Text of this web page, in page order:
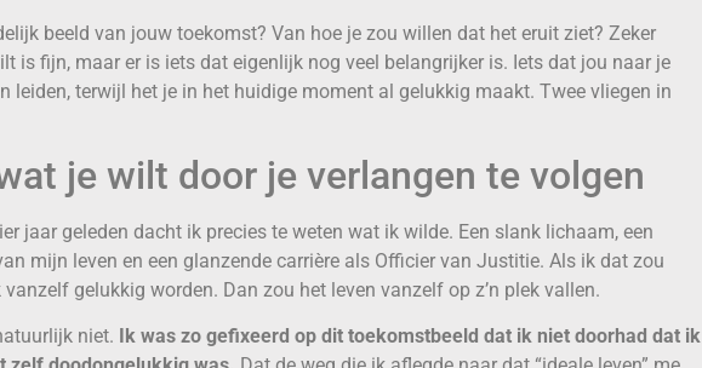
beeld van jouw toekomst? Van hoe je zou willen dat het eruit ziet? Zeker
is fijn, maar er is iets dat eigenlijk nog veel belangrijker is. Iets dat jou naar je
leiden, terwijl het je in het huidige moment al gelukkig maakt. Twee vliegen in
je wilt door je verlangen te volgen
jaar geleden dacht ik precies te weten wat ik wilde. Een slank lichaam, een
mijn leven en een glanzende carrière als Officier van Justitie. Als ik dat zou
vanzelf gelukkig worden. Dan zou het leven vanzelf op z’n plek vallen.
niet. Ik was zo gefixeerd op dit toekomstbeeld dat ik niet doorhad dat ik